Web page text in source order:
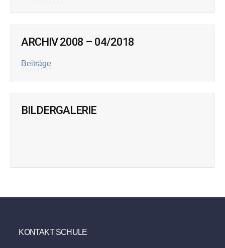
ARCHIV 2008 – 04/2018
Beiträge
BILDERGALERIE
KONTAKT SCHULE